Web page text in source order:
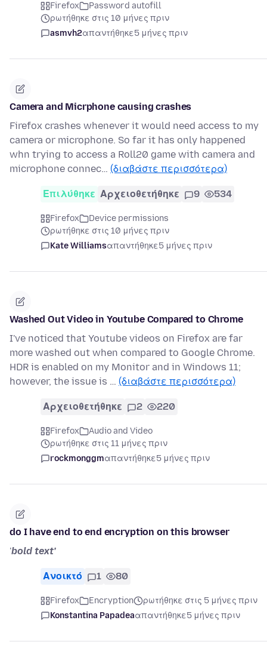
Firefox
Password autofill
ρωτήθηκε στις 10 μήνες πριν
asmvh2απαντήθηκε5 μήνες πριν
Camera and Micrphone causing crashes
Firefox crashes whenever it would need access to my
camera or microphone. So far it has only happened
whn trying to access a Roll20 game with camera and
microphone connec… (διαβάστε περισσότερα)
Επιλύθηκε Αρχειοθετήθηκε 9 534
Firefox
Device permissions
ρωτήθηκε στις 10 μήνες πριν
Kate Williamsαπαντήθηκε5 μήνες πριν
Washed Out Video in Youtube Compared to Chrome
I've noticed that Youtube videos on Firefox are far
more washed out when compared to Google Chrome.
HDR is enabled on my Monitor and in Windows 11;
however, the issue is … (διαβάστε περισσότερα)
Αρχειοθετήθηκε 2 220
Firefox
Audio and Video
ρωτήθηκε στις 11 μήνες πριν
rockmonggmαπαντήθηκε5 μήνες πριν
do I have end to end encryption on this browser
'bold text'
Ανοικτό 1 80
Firefox Encryption
ρωτήθηκε στις 5 μήνες πριν
Konstantina Papadeaαπαντήθηκε5 μήνες πριν